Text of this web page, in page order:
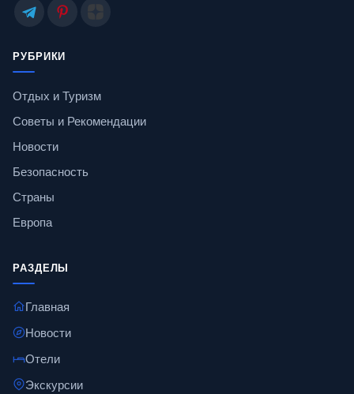
РУБРИКИ
Отдых и Туризм
Советы и Рекомендации
Новости
Безопасность
Страны
Европа
РАЗДЕЛЫ
Главная
Новости
Отели
Экскурсии